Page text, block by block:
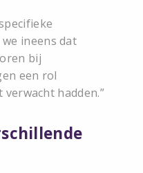
ineens dat
bij
een rol
verwacht hadden.